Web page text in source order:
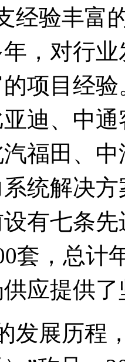
经验丰富
，对行
项目经
迪、中
福田、
统解决
设有七条
套，总计
应提供
发展历程